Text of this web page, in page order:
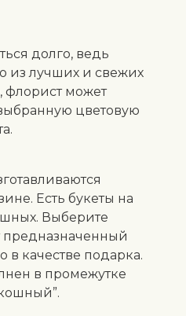
долго, ведь
из лучших и свежих
флорист может
цветовую
Есть букеты на
Выберите
предназначенный
в качестве подарка.
в промежутке